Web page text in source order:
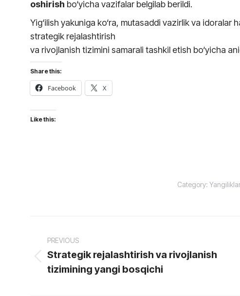
oshirish bo‘yicha vazifalar belgilab berildi.
Yig‘ilish yakuniga ko‘ra, mutasaddi vazirlik va idoralar
strategik rejalashtirish
va rivojlanish tizimini samarali tashkil etish bo‘yicha
Share this:
Facebook X
Like this:
Category:
navigation
PREVIOUS
Previous
post:
Strategik rejalashtirish va rivojlanish
tizimining yangi bosqichi